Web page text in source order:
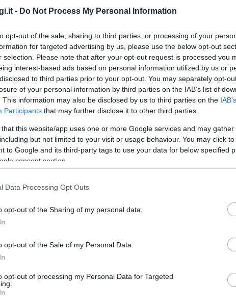
- Do Not Process My Personal Information
opt-out of the sale, sharing to third parties, or processing of your
for targeted advertising by us, please use the below opt-out
selection. Please note that after your opt-out request is processed you
interest-based ads based on personal information utilized by us or
to third parties prior to your opt-out. You may separately opt-
of your personal information by third parties on the IAB’s list of
This information may also be disclosed by us to third parties on the
Participants that may further disclose it to other third parties.
that this website/app uses one or more Google services and may
but not limited to your visit or usage behaviour. You may click
to Google and its third-party tags to use your data for below specified
consent section.
Data Processing Opt Outs
opt-out of the Sharing of my personal data.
opt-out of the Sale of my Personal Data.
opt-out of processing my Personal Data for Targeted
dovuti correre in
strada. la notte di fuco era già impegnativa
vigili del fuoco hanno dovuto fare solo pochi
. Lì c’erano altre due auto in fiamme. Il
è di cinque mezzi divorati dalle fiamme. Una
anche i carabinieri di Olbia, che
cliccandoqui
nella sezione Login dal menù del sito o